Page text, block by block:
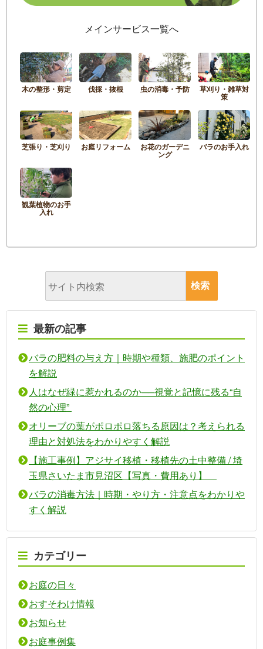
メインサービス一覧へ
木の整形・剪定 伐採・抜根 虫の消毒・予防 草刈り・雑草対
策
芝張り・芝刈り お庭リフォーム お花のガーデニ
ング
バラのお手入れ
観葉植物のお手
入れ
最新の記事
バラの肥料の与え方｜時期や種類、施肥のポイント
を解説
人はなぜ緑に惹かれるのか──視覚と記憶に残る“自
然の心理”
オリーブの葉がポロポロ落ちる原因は？考えられる
理由と対処法をわかりやすく解説
【施工事例】アジサイ移植・移植先の土中整備 / 埼
玉県さいたま市見沼区【写真・費用あり】
バラの消毒方法｜時期・やり方・注意点をわかりや
すく解説
カテゴリー
お庭の日々
おすそわけ情報
お知らせ
お庭事例集